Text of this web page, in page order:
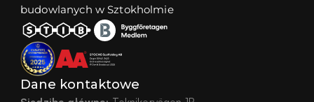
budowlanych w Sztokholmie
Dane kontaktowe